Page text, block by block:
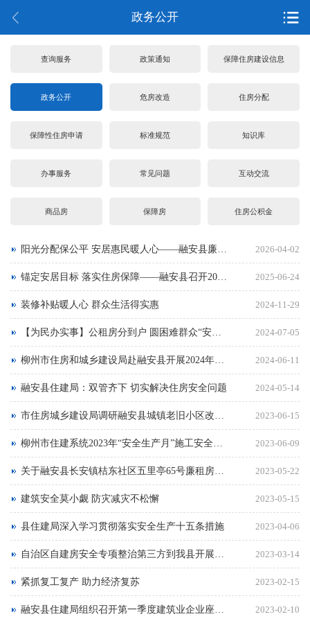
政务公开
查询服务 政策通知 保障住房建设信息
政务公开 危房改造 住房分配
保障性住房申请 标准规范 知识库
办事服务 常见问题 互动交流
商品房 保障房 住房公积金
2026-04-02
阳光分配保公平 安居惠民暖人心——融安县廉租房实物配租工作会议在政务大楼十楼会议室顺利召开
2025-06-24
锚定安居目标 落实住房保障——融安县召开2025年住房保障工作布置会
2024-11-29
装修补贴暖人心 群众生活得实惠
2024-07-05
【为民办实事】公租房分到户 圆困难群众“安居梦”
2024-06-11
柳州市住房和城乡建设局赴融安县开展2024年建筑领域层级监督检查工作
2024-05-14
融安县住建局：双管齐下 切实解决住房安全问题
2023-06-15
市住房城乡建设局调研融安县城镇老旧小区改造工作
2023-06-09
柳州市住建系统2023年“安全生产月”施工安全文明标准化观摩会暨智慧工地推进会融安分会顺利召开
2023-05-22
关于融安县长安镇桔东社区五里亭65号廉租房五期103-119号17套辅助用房租金标准的通告
2023-05-15
建筑安全莫小觑 防灾减灾不松懈
2023-04-06
县住建局深入学习贯彻落实安全生产十五条措施
2023-03-14
自治区自建房安全专项整治第三方到我县开展自建房安全专项整治现场核验工作
2023-02-15
紧抓复工复产 助力经济复苏
2023-02-10
融安县住建局组织召开第一季度建筑业企业座谈会